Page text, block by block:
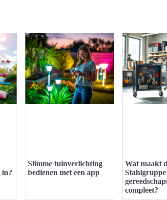
Slimme tuinverlichting
bedienen met een app
Wat maakt
Stahlgruppe
compleet?